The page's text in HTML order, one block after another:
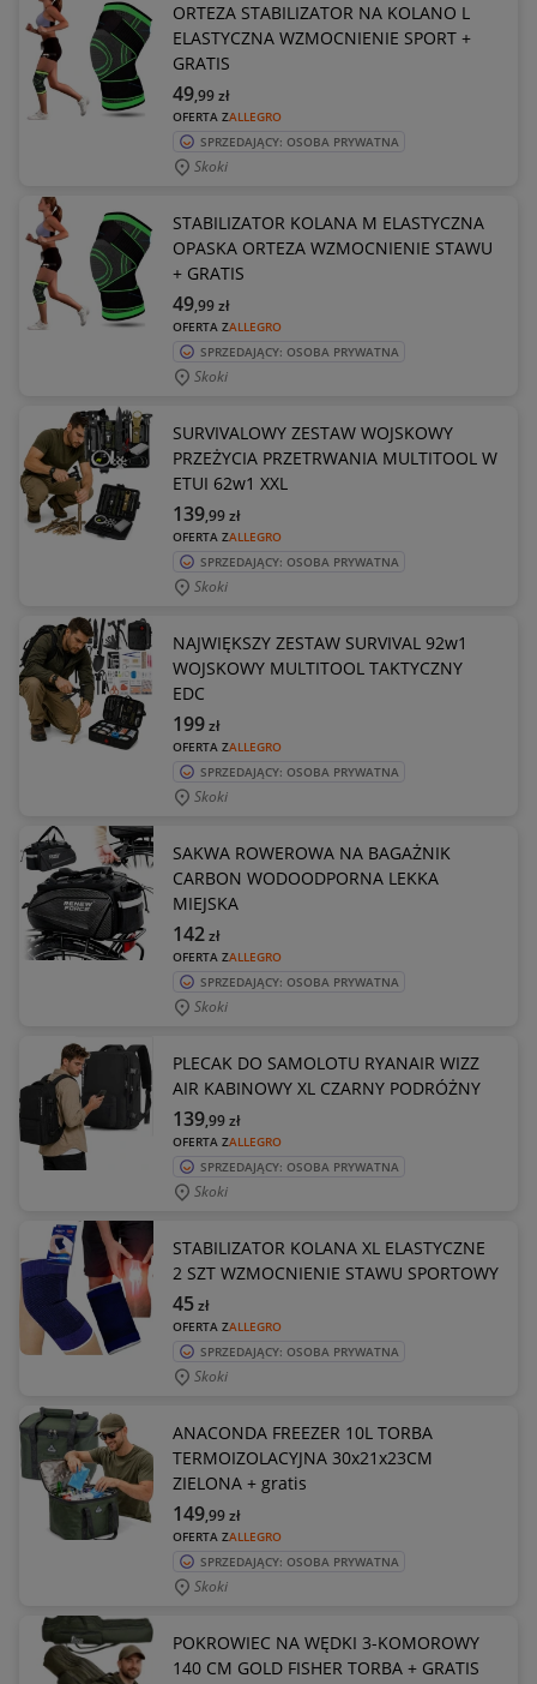
ORTEZA STABILIZATOR NA KOLANO L
ELASTYCZNA WZMOCNIENIE SPORT +
GRATIS
OFERTA ZALLEGRO
49,99zł
SPRZEDAJĄCY: OSOBA PRYWATNA
Skoki
STABILIZATOR KOLANA M ELASTYCZNA
OPASKA ORTEZA WZMOCNIENIE STAWU
+ GRATIS
OFERTA ZALLEGRO
49,99zł
SPRZEDAJĄCY: OSOBA PRYWATNA
Skoki
SURVIVALOWY ZESTAW WOJSKOWY
PRZEŻYCIA PRZETRWANIA MULTITOOL W
ETUI 62w1 XXL
OFERTA ZALLEGRO
139,99zł
SPRZEDAJĄCY: OSOBA PRYWATNA
Skoki
NAJWIĘKSZY ZESTAW SURVIVAL 92w1
WOJSKOWY MULTITOOL TAKTYCZNY
EDC
OFERTA ZALLEGRO
199zł
SPRZEDAJĄCY: OSOBA PRYWATNA
Skoki
SAKWA ROWEROWA NA BAGAŻNIK
CARBON WODOODPORNA LEKKA
MIEJSKA
OFERTA ZALLEGRO
142zł
SPRZEDAJĄCY: OSOBA PRYWATNA
Skoki
PLECAK DO SAMOLOTU RYANAIR WIZZ
AIR KABINOWY XL CZARNY PODRÓŻNY
OFERTA ZALLEGRO
139,99zł
SPRZEDAJĄCY: OSOBA PRYWATNA
Skoki
STABILIZATOR KOLANA XL ELASTYCZNE
2 SZT WZMOCNIENIE STAWU SPORTOWY
OFERTA ZALLEGRO
45zł
SPRZEDAJĄCY: OSOBA PRYWATNA
Skoki
ANACONDA FREEZER 10L TORBA
TERMOIZOLACYJNA 30x21x23CM
ZIELONA + gratis
OFERTA ZALLEGRO
149,99zł
SPRZEDAJĄCY: OSOBA PRYWATNA
Skoki
POKROWIEC NA WĘDKI 3-KOMOROWY
140 CM GOLD FISHER TORBA + GRATIS